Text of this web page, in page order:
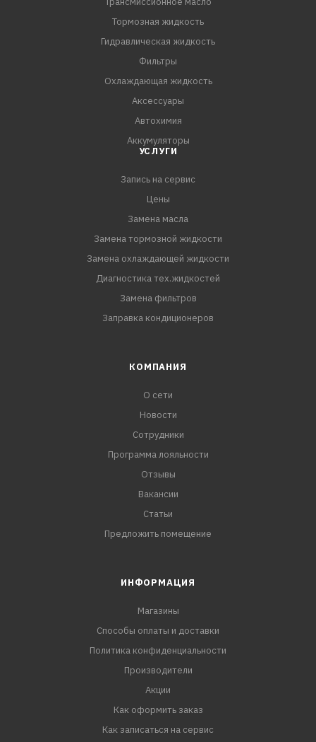
Тормозная жидкость
Гидравлическая жидкость
Фильтры
Охлаждающая жидкость
Аксессуары
Автохимия
Аккумуляторы
УСЛУГИ
Запись на сервис
Цены
Замена масла
Замена тормозной жидкости
Замена охлаждающей жидкости
Диагностика тех.жидкостей
Замена фильтров
Заправка кондиционеров
КОМПАНИЯ
О сети
Новости
Сотрудники
Программа лояльности
Отзывы
Вакансии
Статьи
Предложить помещение
ИНФОРМАЦИЯ
Магазины
Способы оплаты и доставки
Политика конфиденциальности
Производители
Акции
Как оформить заказ
Как записаться на сервис